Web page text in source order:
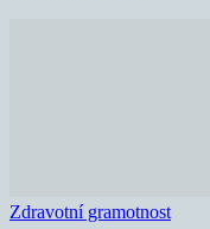
Zdravotní gramotnost